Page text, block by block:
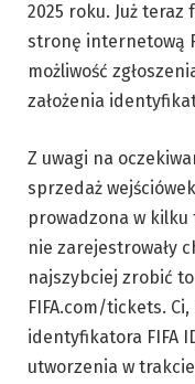
2025 roku. Już
stronę internetową
możliwość
założenia
Z uwagi na
sprzedaż
prowadzona w
nie zarejestrowały
najszybciej zrobić
FIFA.com/tickets.
identyfikatora FIFA
utworzenia w